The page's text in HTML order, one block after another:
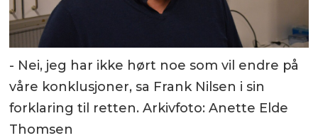
- Nei, jeg har ikke hørt noe som vil endre på
våre konklusjoner, sa Frank Nilsen i sin
forklaring til retten. Arkivfoto: Anette Elde
Thomsen